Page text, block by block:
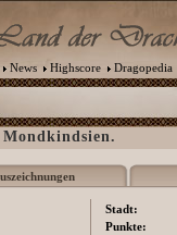
News Highscore Dragopedia
Stadt:
Punkte: